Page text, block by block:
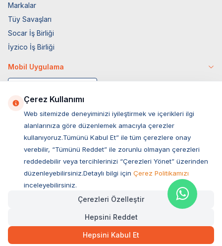
59,00TL Hızlı Teslimat
SEPETE EKLE
Markalar
Tüy Savaşları
Socar İş Birliği
İyzico İş Birliği
Mobil Uygulama
Müşteri Hizmetleri
Sıkça Sorulan Sorular
Ovacık Mah. Hacıoğlu Sok. No:13 Başiskele / KOCAELİ
Müşteri Destek Hattı
Çerez Kullanımı
Web sitemizde deneyiminizi iyileştirmek ve içerikleri ilgi
alanlarınıza göre düzenlemek amacıyla çerezler
kullanıyoruz.Tümünü Kabul Et” ile tüm çerezlere onay
verebilir, “Tümünü Reddet” ile zorunlu olmayan çerezleri
reddedebilir veya tercihlerinizi “Çerezleri Yönet” üzerinden
düzenleyebilirsiniz.Detaylı bilgi için Çerez Politikamızı
inceleyebilirsiniz.
Çerezleri Özelleştir
Hepsini Reddet
Hepsini Kabul Et